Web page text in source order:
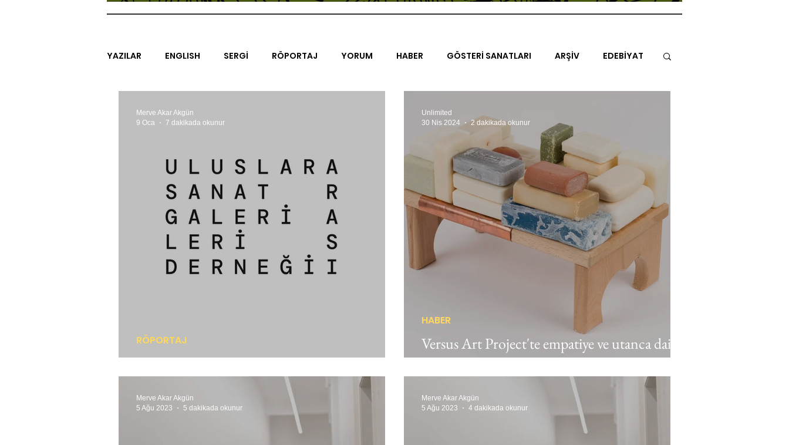
YAZILAR ENGLISH SERGİ RÖPORTAJ YORUM HABER GÖSTERİ SANATLARI ARŞİV EDEBİYAT
500K AK-SAYANLAR
#GEÇMİŞTEBUGÜN XXY ODAK: RESİM PARIS UNLIMITED AKS-ENDAZ TUHAF AÇI
SINIRSIZ ZİYARETLER
Birlik, şeffaflık, dayanışma: USGD sahnede
RÖPORTAJ
Merve Akar Akgün
9 Oca
7 dakikada okunur
Versus Art Project'te empatiye ve utanca dair
bir sergi
HABER
Unlimited
30 Nis 2024
2 dakikada okunur
Merve Akar Akgün
5 Ağu 2023
5 dakikada okunur
Merve Akar Akgün
5 Ağu 2023
4 dakikada okunur